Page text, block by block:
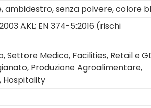
ambidestro, senza polvere, colore
AKL; EN 374-5:2016 (rischi
Settore Medico, Facilities, Retail e
Produzione Agroalimentare,
Hospitality